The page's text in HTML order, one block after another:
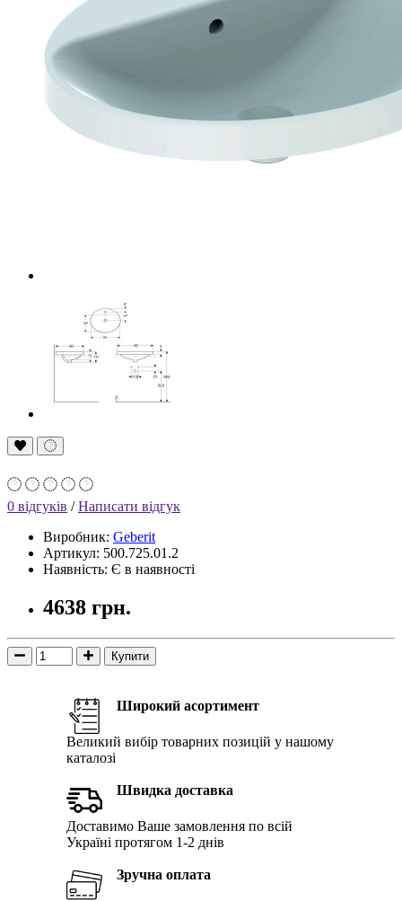
0 відгуків /Написати відгук
Виробник: Geberit
Артикул: 500.725.01.2
Наявність: Є в наявності
4638 грн.
Купити
Широкий асортимент
Великий вибір товарних позицій у нашому
каталозі
Швидка доставка
Доставимо Ваше замовлення по всій
Україні протягом 1-2 днів
Зручна оплата